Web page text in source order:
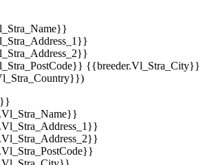
{{breeder.Vl_Stra_City}}